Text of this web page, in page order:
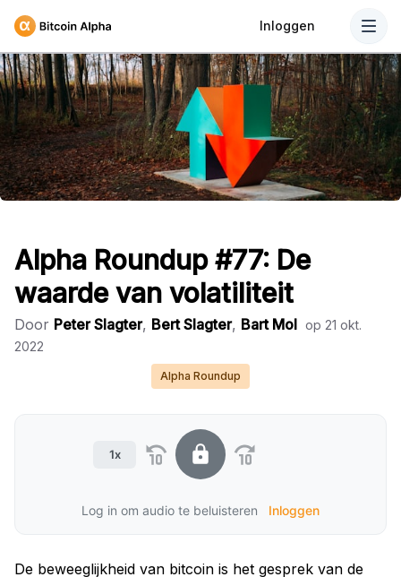
Inloggen
Alpha Roundup #77: De
waarde van volatiliteit
Door Peter Slagter, Bert Slagter, Bart Mol op 21 okt.
2022
Alpha Roundup
1x
Log in om audio te beluisteren Inloggen
De beweeglijkheid van bitcoin is het gesprek van de